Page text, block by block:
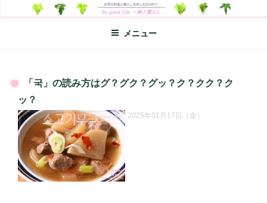
ン
ン
SO-GLAD LIFE～旅と暮らし
世界の料理のエッセイやレシピ、シンプルライフ、楽しい暮らしなどを
綴る、世界248か国を旅した松本あづさのDIARYです
メニュー
稿
日:
「국」の読み方はグ？グク？グッ？ク？クク？ク
ッ？
2025年01月17日（金）